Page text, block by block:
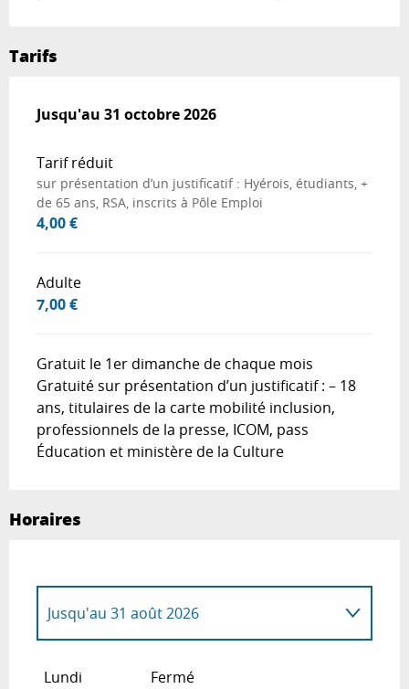
Tarifs
Du11 juillet 2026au31 octobre 2026
Jusqu'au 31 octobre 2026
Tarif réduit
sur présentation d’un justificatif : Hyérois, étudiants, +
de 65 ans, RSA, inscrits à Pôle Emploi
4,00 €
Adulte
7,00 €
Gratuit le 1er dimanche de chaque mois
Gratuité sur présentation d’un justificatif : – 18
ans, titulaires de la carte mobilité inclusion,
professionnels de la presse, ICOM, pass
Éducation et ministère de la Culture
Horaires
Jusqu'au 31 août 2026
2026
Lundi Fermé